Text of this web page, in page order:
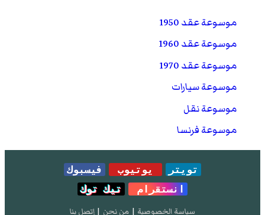
موسوعة عقد 1950
موسوعة عقد 1960
موسوعة عقد 1970
موسوعة سيارات
موسوعة نقل
موسوعة فرنسا
تويتر يوتيوب
فيسبوك
انستقرام
تيك توك
سياسة الخصوصية | من نحن | إتصل بنا